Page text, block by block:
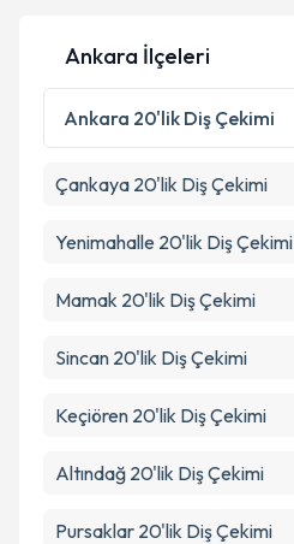
Kişisel verilerimin
Metni'ni okudum ve
kapsamda işlenmesini
Ankara İlçeleri
Ankara 20'lik Diş Çekimi
Çankaya 20'lik Diş Çekimi
Yenimahalle 20'lik Diş Çekimi
Mamak 20'lik Diş Çekimi
Sincan 20'lik Diş Çekimi
Keçiören 20'lik Diş Çekimi
Altındağ 20'lik Diş Çekimi
Pursaklar 20'lik Diş Çekimi